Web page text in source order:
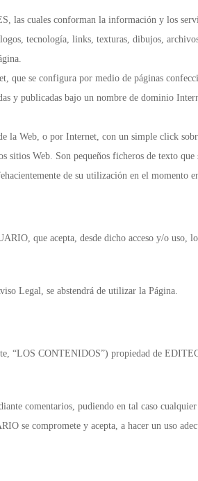
las cuales conforman la información y los
tecnología, links, texturas, dibujos,
que se configura por medio de páginas
y publicadas bajo un nombre de dominio
la Web, o por Internet, con un simple click
Web. Son pequeños ficheros de texto
de su utilización en el momento
que acepta, desde dicho acceso y/o uso,
Legal, se abstendrá de utilizar la Página.
“LOS CONTENIDOS”) propiedad de
comentarios, pudiendo en tal caso
se compromete y acepta, a hacer un uso